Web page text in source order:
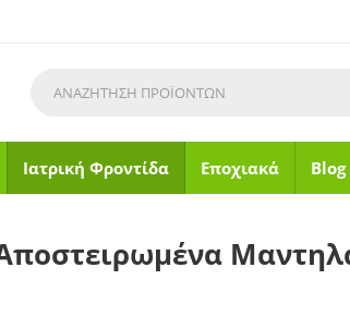
Ιατρική Φροντίδα Εποχιακά Blog